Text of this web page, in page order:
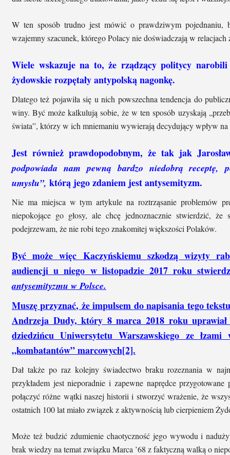
W ten sposób trudno jest mówić o prawdziwym pojednaniu,
wzajemny szacunek, którego Polacy nie doświadczają w
Wiele wskazuje na to, że rządzący politycy
żydowskie rozpętały antypolską nagonkę.
Dlatego też pojawiła się u nich powszechna tendencja do
winy. Być może kalkulują sobie, że w ten sposób uzyskają
świata”, którzy w ich mniemaniu wywierają decydujący wpływ
Jest również prawdopodobnym, że tak jak
podpowiada nam pewną bardzo niedobrą receptę,
umysłu”, którą jego zdaniem jest antysemityzm.
Nie ma miejsca w tym artykule na roztrząsanie problemów
niepokojące go głosy, ale chcę jednoznacznie stwierdzić,
podejrzewam, że nie robi tego znakomitej większości Polaków.
Być może więc Kaczyńskiemu szkodzą wizyty
audiencji u niego w listopadzie 2017 roku
antysemityzmu w Polsce.
Muszę przyznać, że impulsem do napisania tego
Andrzeja Dudy, który 8 marca 2018 roku
dziedzińcu Uniwersytetu Warszawskiego ze łzami
„kombatantów” marcowych[2].
Dał także po raz kolejny świadectwo braku rozeznania w
przykładem jest nieporadnie i zapewne naprędce
połączyć różne wątki naszej historii i stworzyć wrażenie, że
ostatnich 100 lat miało związek z aktywnością lub cierpieniem
Może też budzić zdumienie chaotyczność jego wywodu i
brak wiedzy na temat związku Marca ’68 z faktyczną walką o